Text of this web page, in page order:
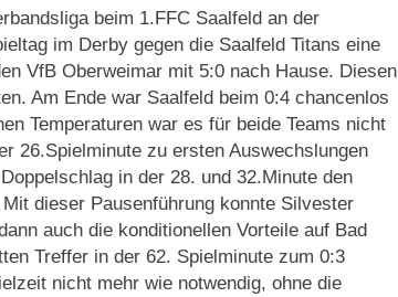
beim 1.FFC Saalfeld an der
im Derby gegen die Saalfeld Titans eine
VfB Oberweimar mit 5:0 nach Hause. Diesen
Am Ende war Saalfeld beim 0:4 chancenlos
Temperaturen war es für beide Teams nicht
26.Spielminute zu ersten Auswechslungen
in der 28. und 32.Minute den
dieser Pausenführung konnte Silvester
auch die konditionellen Vorteile auf Bad
Treffer in der 62. Spielminute zum 0:3
nicht mehr wie notwendig, ohne die